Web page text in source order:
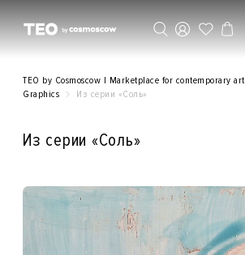
TEO by Cosmoscow | Marketplace for contemporary art
Graphics
Из серии «Соль»
Из серии «Соль»